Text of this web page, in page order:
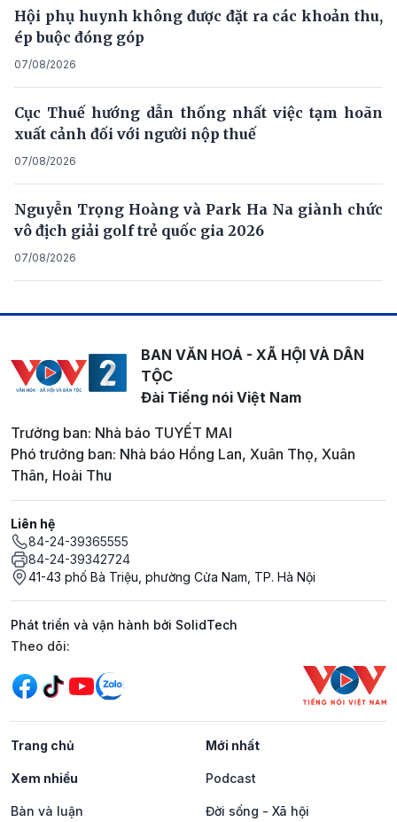
Hội phụ huynh không được đặt ra các khoản thu,
ép buộc đóng góp
07/08/2026
Cục Thuế hướng dẫn thống nhất việc tạm hoãn
xuất cảnh đối với người nộp thuế
07/08/2026
Nguyễn Trọng Hoàng và Park Ha Na giành chức
vô địch giải golf trẻ quốc gia 2026
07/08/2026
BAN VĂN HOÁ - XÃ HỘI VÀ DÂN
TỘC
Đài Tiếng nói Việt Nam
Trưởng ban: Nhà báo TUYẾT MAI
Phó trưởng ban: Nhà báo Hồng Lan, Xuân Thọ, Xuân
Thân, Hoài Thu
Liên hệ
84-24-39365555
84-24-39342724
41-43 phố Bà Triệu, phường Cửa Nam, TP. Hà Nội
Phát triển và vận hành bởi SolidTech
Mạng xã hội
Theo dõi:
Trang chủ Mới nhất
Xem nhiều Podcast
Bàn và luận Đời sống - Xã hội